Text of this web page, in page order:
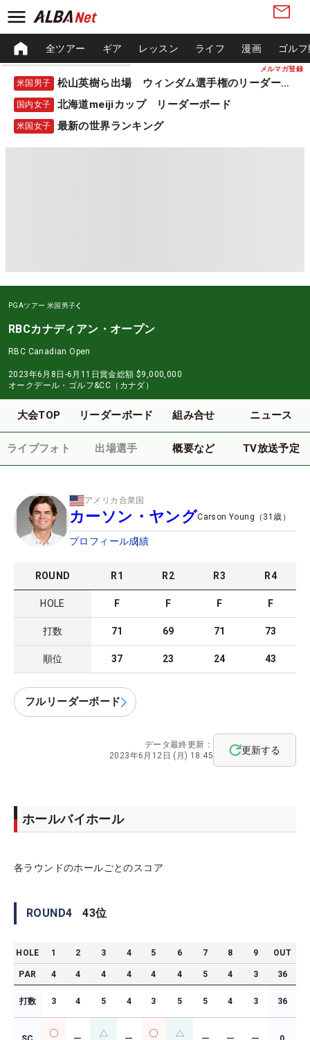
メルマガ登録
全ツアー ギア レッスン ライフ 漫画 ゴル
米国男子 松山英樹ら出場 ウィンダム選手権のリーダーボード
国内女子 北海道meijiカップ リーダーボード
米国女子 最新の世界ランキング
PGAツアー 米国男子
RBCカナディアン・オープン
RBC Canadian Open
2023年6月8日-6月11日賞金総額 $9,000,000
オークデール・ゴルフ&CC（カナダ）
大会TOP リーダーボード 組み合せ ニュース
ライブフォト 出場選手 概要など TV放送予定
アメリカ合衆国
カーソン・ヤングCarson Young （ 31 歳）
プロフィール成績
ROUND R1 R2 R3 R4
HOLE F F F F
打数 71 69 71 73
順位 37 23 24 43
フルリーダーボード
データ最終更新：
2023年6月12日 (月) 18:45
更新する
ホールバイホール
各ラウンドのホールごとのスコア
ROUND4 43位
HOLE 1 2 3 4 5 6 7 8 9 OUT
PAR 4 4 4 4 4 4 5 4 3 36
打数 3 4 5 4 3 5 5 4 3 36